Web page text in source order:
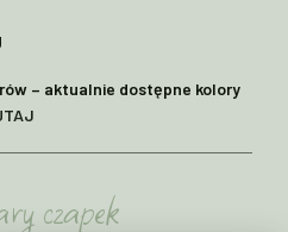
– aktualnie dostępne kolory
czapek